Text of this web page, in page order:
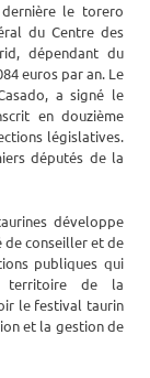
le torero
du Centre des
dépendant du
euros par an. Le
a signé le
en douzième
législatives.
députés de la
développe
de conseiller et de
publiques qui
territoire de la
le festival taurin
et la gestion de